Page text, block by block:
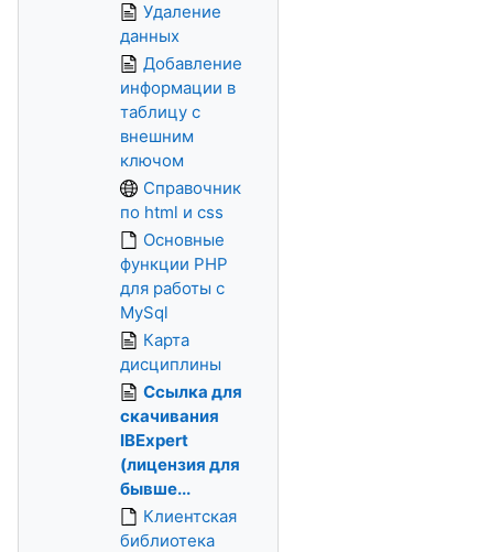
Удаление
данных
Добавление
информации в
таблицу с
внешним
ключом
Справочник
по html и css
Основные
функции PHP
для работы с
MySql
Карта
дисциплины
Ссылка для
скачивания
IBExpert
(лицензия для
бывше...
Клиентская
библиотека